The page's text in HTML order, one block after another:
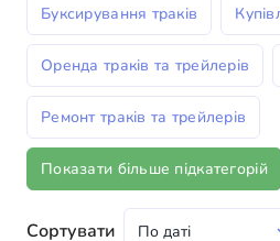
Буксирування траків
Оренда траків та трейлерів
Ремонт траків та трейлерів
Показати більше підкатегорій
Сортувати